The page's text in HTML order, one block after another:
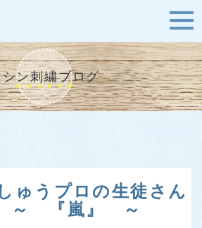
シン刺繍ブログ
ゅうプロの生徒さん
『嵐』 ～